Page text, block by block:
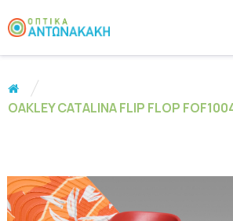
OAKLEY CATALINA FLIP FLOP